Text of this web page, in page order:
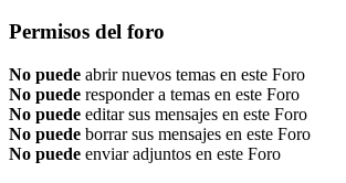
Permisos del foro
No puede abrir nuevos temas en este Foro
No puede responder a temas en este Foro
No puede editar sus mensajes en este Foro
No puede borrar sus mensajes en este Foro
No puede enviar adjuntos en este Foro